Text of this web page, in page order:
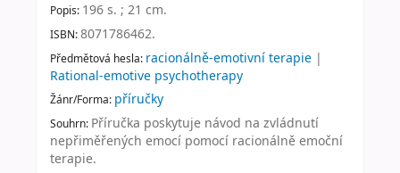
Popis: 196 s. ; 21 cm.
ISBN:8071786462.
Předmětová hesla: racionálně-emotivní terapie |
Rational-emotive psychotherapy
Žánr/Forma: příručky
Souhrn: Příručka poskytuje návod na zvládnutí
nepřiměřených emocí pomocí racionálně emoční
terapie.